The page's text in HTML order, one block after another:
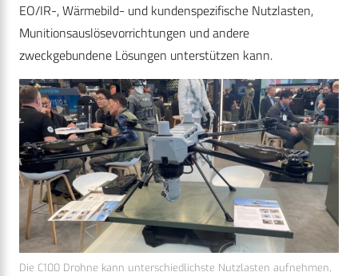
EO/IR-, Wärmebild- und kundenspezifische Nutzlasten,
Munitionsauslösevorrichtungen und andere
zweckgebundene Lösungen unterstützen kann.
Die C100 Drohne kann unterschiedlichste Nutzlasten aufnehmen,